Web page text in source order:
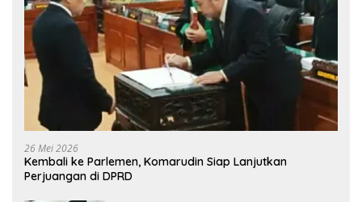
26 Mei 2026
Kembali ke Parlemen, Komarudin Siap Lanjutkan
Perjuangan di DPRD